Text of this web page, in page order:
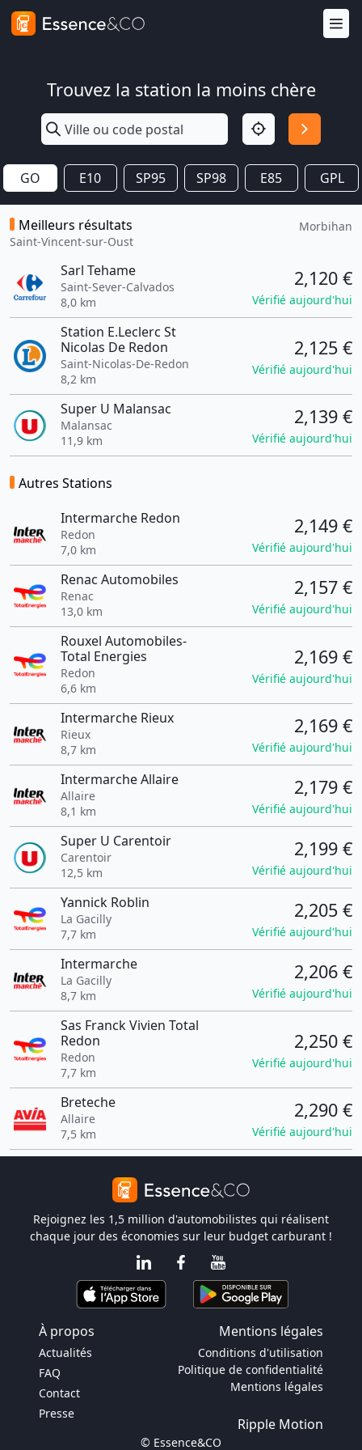
Trouvez la station la moins chère
GO E10 SP95 SP98 E85 GPL
Meilleurs résultats
Saint-Vincent-sur-Oust
Morbihan
Sarl Tehame
Saint-Sever-Calvados
8,0 km
2,120 €
Vérifié aujourd'hui
Station E.Leclerc St
Nicolas De Redon
Saint-Nicolas-De-Redon
8,2 km
2,125 €
Vérifié aujourd'hui
Super U Malansac
Malansac
11,9 km
2,139 €
Vérifié aujourd'hui
Autres Stations
Intermarche Redon
Redon
7,0 km
2,149 €
Vérifié aujourd'hui
Renac Automobiles
Renac
13,0 km
2,157 €
Vérifié aujourd'hui
Rouxel Automobiles-
Total Energies
Redon
6,6 km
2,169 €
Vérifié aujourd'hui
Intermarche Rieux
Rieux
8,7 km
2,169 €
Vérifié aujourd'hui
Intermarche Allaire
Allaire
8,1 km
2,179 €
Vérifié aujourd'hui
Super U Carentoir
Carentoir
12,5 km
2,199 €
Vérifié aujourd'hui
Yannick Roblin
La Gacilly
7,7 km
2,205 €
Vérifié aujourd'hui
Intermarche
La Gacilly
8,7 km
2,206 €
Vérifié aujourd'hui
Sas Franck Vivien Total
Redon
Redon
7,7 km
2,250 €
Vérifié aujourd'hui
Breteche
Allaire
7,5 km
2,290 €
Vérifié aujourd'hui
Rejoignez les 1,5 million d'automobilistes qui réalisent
chaque jour des économies sur leur budget carburant !
À propos Mentions légales
Actualités
FAQ
Contact
Presse
Conditions d'utilisation
Politique de confidentialité
Mentions légales
Ripple Motion
© Essence&CO